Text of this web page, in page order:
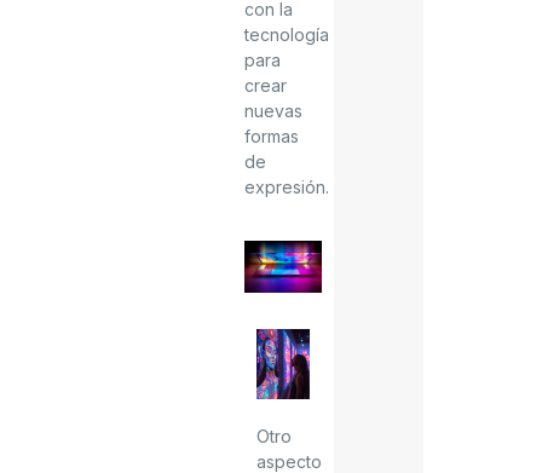
con la
tecnología
para
crear
nuevas
formas
de
expresión.
Otro
aspecto